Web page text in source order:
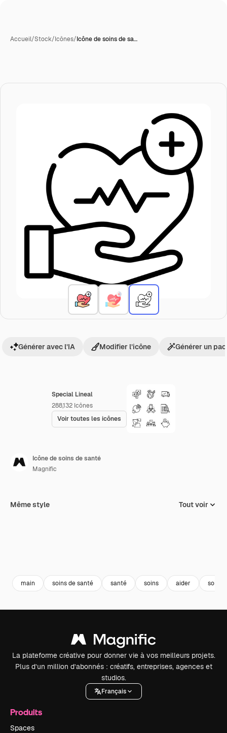
Accueil/Stock/Icônes/Icône de soins de sa…
Special Lineal
288,132 Icônes
Voir toutes les icônes
Générer avec l’IA Modifier l’icône Générer un
Icône de soins de santé
Magnific
Même style Tout voir
main soins de santé santé soins aider soins
La plateforme créative pour donner vie à vos meilleurs projets.
Plus d’un million d’abonnés : créatifs, entreprises, agences et
studios.
Français
Produits
Spaces